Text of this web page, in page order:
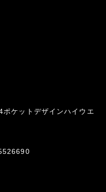
ケットデザインハイウエ